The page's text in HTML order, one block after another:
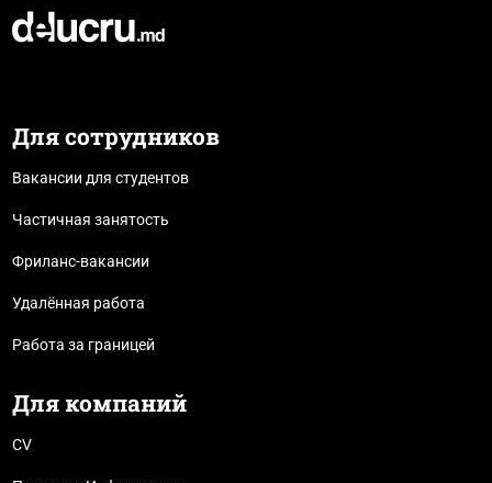
Для сотрудников
Вакансии для студентов
Частичная занятость
Фриланс-вакансии
Удалённая работа
Работа за границей
Для компаний
CV